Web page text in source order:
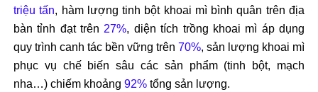
triệu tấn, hàm lượng tinh bột khoai mì bình quân trên địa
bàn tỉnh đạt trên 27%, diện tích trồng khoai mì áp dụng
quy trình canh tác bền vững trên70%, sản lượng khoai mì
phục vụ chế biến sâu các sản phẩm (tinh bột, mạch
nha…) chiếm khoảng 92%tổng sản lượng.